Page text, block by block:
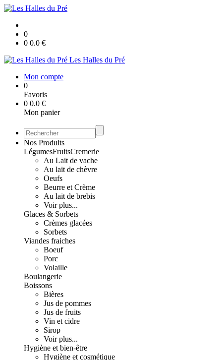
0
0 0.0 €
Les Halles du Pré
Mon compte
0
Favoris
0 0.0 €
Mon panier
Nos Produits
LégumesFruitsCremerie
Au Lait de vache
Au lait de chèvre
Oeufs
Beurre et Crème
Au lait de brebis
Voir plus...
Glaces & Sorbets
Crèmes glacées
Sorbets
Viandes fraiches
Boeuf
Porc
Volaille
Boulangerie
Boissons
Bières
Jus de pommes
Jus de fruits
Vin et cidre
Sirop
Voir plus...
Hygiène et bien-être
Hygiène et cosmétique